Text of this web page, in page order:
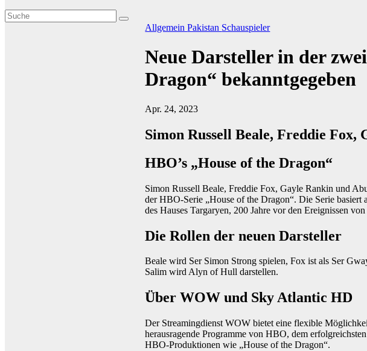
AllgemeinPakistan Schauspieler
Neue Darsteller in der
Dragon“ bekanntgegeben
Apr. 24, 2023
Simon Russell Beale, Freddie
HBO’s „House of the Dragon“
Simon Russell Beale, Freddie Fox, Gayle Rankin und
der HBO-Serie „House of the Dragon“. Die Serie
des Hauses Targaryen, 200 Jahre vor den Ereignissen
Die Rollen der neuen Darsteller
Beale wird Ser Simon Strong spielen, Fox ist als Ser
Salim wird Alyn of Hull darstellen.
Über WOW und Sky Atlantic HD
Der Streamingdienst WOW bietet eine flexible
herausragende Programme von HBO, dem
HBO-Produktionen wie „House of the Dragon“.